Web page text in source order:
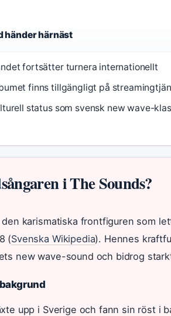
händer härnäst
fortsätter turnera internationellt
finns tillgängligt på
status som svensk new wave-
i The Sounds?
den karismatiska frontfiguren som
(Svenska Wikipedia). Hennes
new wave-sound och bidrog
upp i Sverige och fann sin röst i